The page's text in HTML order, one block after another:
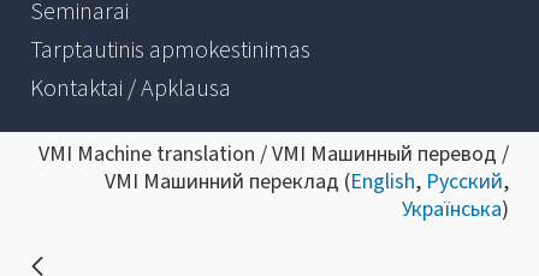
Seminarai
Tarptautinis apmokestinimas
Kontaktai / Apklausa
VMI Machine translation / VMI Машинный перевод /
VMI Машинний переклад (English, Русский,
Українська)